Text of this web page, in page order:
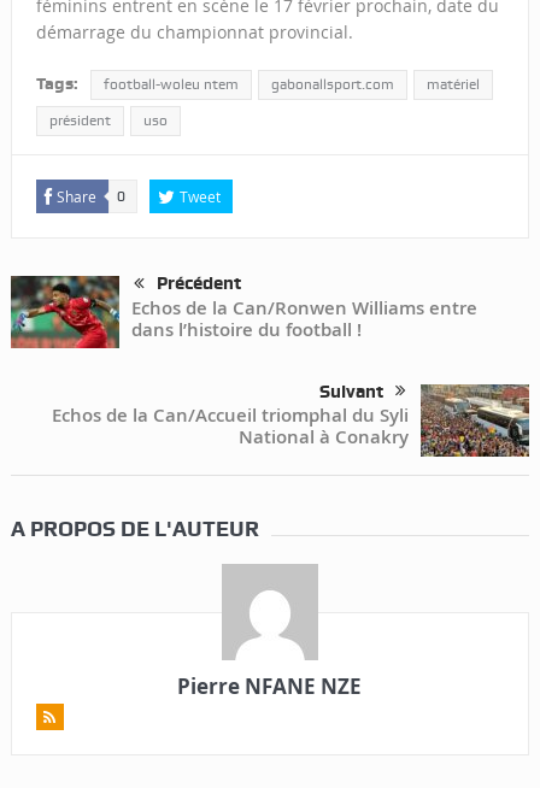
féminins entrent en scène le 17 février prochain, date du
démarrage du championnat provincial.
Tags: football-woleu ntem gabonallsport.com matériel
président uso
Share 0 Tweet
Précédent
Echos de la Can/Ronwen Williams entre
dans l’histoire du football !
Suivant
Echos de la Can/Accueil triomphal du Syli
National à Conakry
A PROPOS DE L'AUTEUR
Pierre NFANE NZE